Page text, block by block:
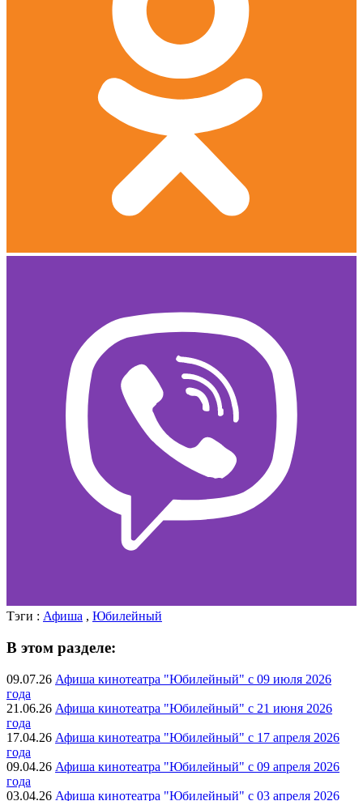
Тэги : Афиша , Юбилейный
В этом разделе:
09.07.26 Афиша кинотеатра "Юбилейный" c 09 июля 2026
года
21.06.26 Афиша кинотеатра "Юбилейный" c 21 июня 2026
года
17.04.26 Афиша кинотеатра "Юбилейный" c 17 апреля 2026
года
09.04.26 Афиша кинотеатра "Юбилейный" c 09 апреля 2026
года
03.04.26 Афиша кинотеатра "Юбилейный" c 03 апреля 2026